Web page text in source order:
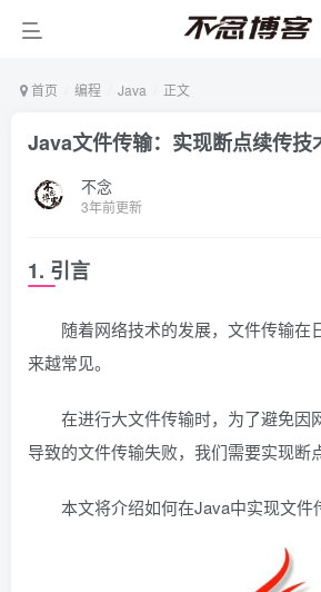
首页 编程 Java 正文
Java文件传输：实现断点续传技
不念
3年前更新
1. 引言
随着网络技术的发展，文件传输在
来越常见。
在进行大文件传输时，为了避免因
导致的文件传输失败，我们需要实现断
本文将介绍如何在Java中实现文件